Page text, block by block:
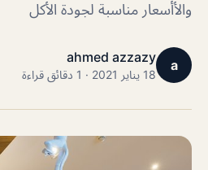
والأأسعار مناسبة لجودة الأكل
a
ahmed azzazy
18 يناير 2021 · 1 دقائق قراءة